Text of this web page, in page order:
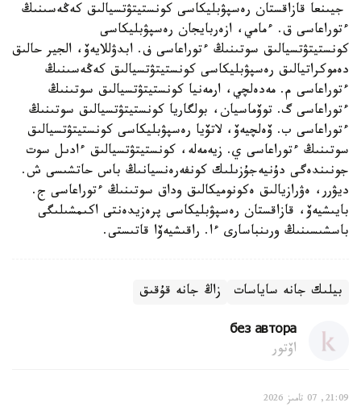
جيىنعا قازاقستان رەسپۋبليكاسى كونستيتۋتسيالىق كەڭەسىنىڭ
ءتوراعاسى ق. ءمامي، ازەربايجان رەسپۋبليكاسى
كونستيتۋتسيالىق سوتىنىڭ ءتوراعاسى ف. ابدۋللايەۆ، الجير حالىق
دەموكراتيالىق رەسپۋبليكاسى كونستيتۋتسيالىق كەڭەسىنىڭ
ءتوراعاسى م. مەدەلچي، ارمەنيا كونستيتۋتسيالىق سوتىنىڭ
ءتوراعاسى گ. توۆماسيان، بولگاريا كونستيتۋتسيالىق سوتىنىڭ
ءتوراعاسى ب. ۆەلچيەۆ، لاتۆيا رەسپۋبليكاسى كونستيتۋتسيالىق
سوتىنىڭ ءتوراعاسى ي. زيەمەلە، كونستيتۋتسيالىق ءادىل سوت
جونىندەگى دۇنيەجۇزىلىك كونفەرەنسيانىڭ باس حاتشىسى ش.
ديۋرر، ەۋرازيالىق ەكونوميكالىق وداق سوتىنىڭ ءتوراعاسى ج.
بايىشيەۆ، قازاقستان رەسپۋبليكاسى پرەزيدەنتى اكىمشىلىگى
باسشىسىنىڭ ورىنباسارى ءا. راقىشيەۆا قاتىستى.
بيلىك جانە ساياسات زاڭ جانە قۇقىق
без автора
اۆتور
21:09, 07 تامىز 2026